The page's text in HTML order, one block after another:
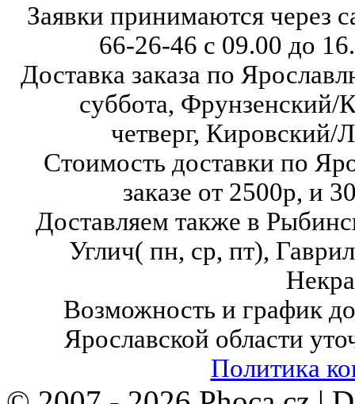
Заявки принимаются через
66-26-46 с 09.00 до
Доставка заказа по
суббота, Фрунзенский/
четверг, Кировский/
Стоимость доставки по
заказе от 2500р, и
Доставляем также в
Углич( пн, ср, пт),
Возможность и график
Ярославской области
Политика